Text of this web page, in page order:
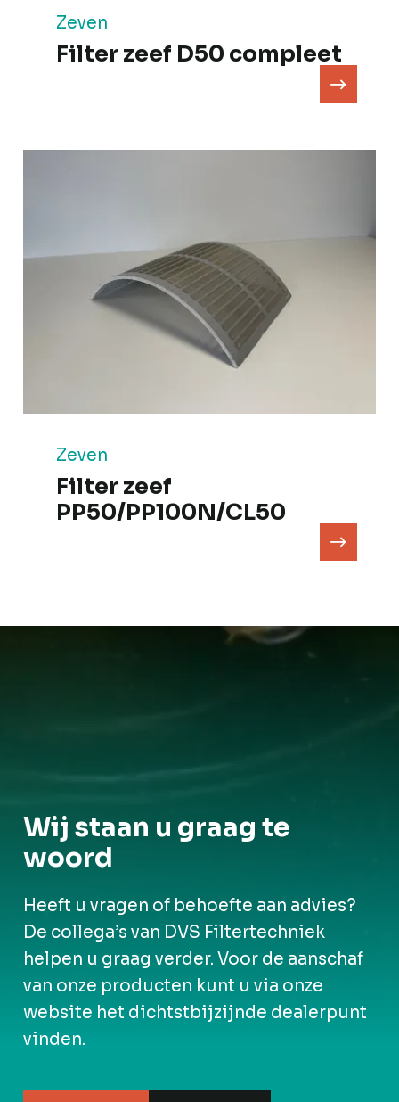
Zeven
Filter zeef D50 compleet
Zeven
Filter zeef
PP50/PP100N/CL50
Wij staan u graag te
woord
Heeft u vragen of behoefte aan advies?
De collega’s van DVS Filtertechniek
helpen u graag verder. Voor de aanschaf
van onze producten kunt u via onze
website het dichtstbijzijnde dealerpunt
vinden.